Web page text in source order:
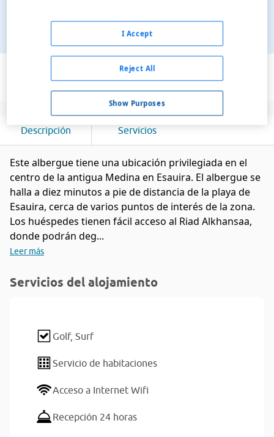
Ver en el mapa
Descripción Servicios
Este albergue tiene una ubicación privilegiada en el
centro de la antigua Medina en Esauira. El albergue se
halla a diez minutos a pie de distancia de la playa de
Esauira, cerca de varios puntos de interés de la zona.
Los huéspedes tienen fácil acceso al Riad Alkhansaa,
donde podrán deg...
Leer más
Servicios del alojamiento
Golf, Surf
Servicio de habitaciones
Acceso a Internet Wifi
Recepción 24 horas
Show Purposes
Reject All
I Accept